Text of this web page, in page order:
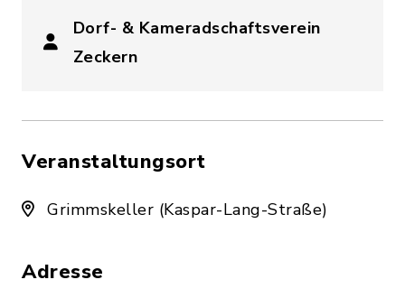
Dorf- & Kameradschaftsverein
Zeckern
Veranstaltungsort
Grimmskeller (Kaspar-Lang-Straße)
Adresse